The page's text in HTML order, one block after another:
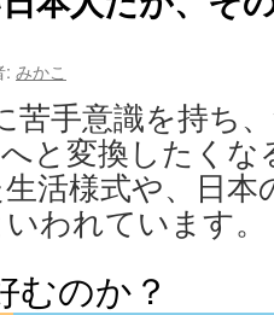
: みかこ
苦手意識を持ち
と変換したくな
活様式や、日本
われています。
むのか？